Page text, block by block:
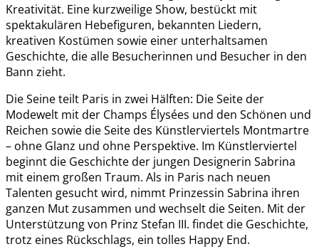
Kreativität. Eine kurzweilige Show, bestückt mit
spektakulären Hebefiguren, bekannten Liedern,
kreativen Kostümen sowie einer unterhaltsamen
Geschichte, die alle Besucherinnen und Besucher in den
Bann zieht.
Die Seine teilt Paris in zwei Hälften: Die Seite der
Modewelt mit der Champs Élysées und den Schönen und
Reichen sowie die Seite des Künstlerviertels Montmartre
– ohne Glanz und ohne Perspektive. Im Künstlerviertel
beginnt die Geschichte der jungen Designerin Sabrina
mit einem großen Traum. Als in Paris nach neuen
Talenten gesucht wird, nimmt Prinzessin Sabrina ihren
ganzen Mut zusammen und wechselt die Seiten. Mit der
Unterstützung von Prinz Stefan III. findet die Geschichte,
trotz eines Rückschlags, ein tolles Happy End.